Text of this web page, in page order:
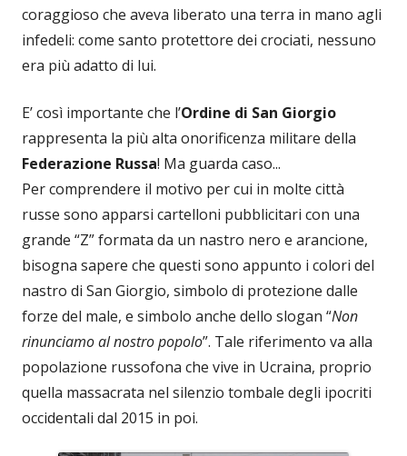
coraggioso che aveva liberato una terra in mano agli
infedeli: come santo protettore dei crociati, nessuno
era più adatto di lui.
E’ così importante che l’Ordine di San Giorgio
rappresenta la più alta onorificenza militare della
Federazione Russa! Ma guarda caso...
Per comprendere il motivo per cui in molte città
russe sono apparsi cartelloni pubblicitari con una
grande “Z” formata da un nastro nero e arancione,
bisogna sapere che questi sono appunto i colori del
nastro di San Giorgio, simbolo di protezione dalle
forze del male, e simbolo anche dello slogan “Non
rinunciamo al nostro popolo”. Tale riferimento va alla
popolazione russofona che vive in Ucraina, proprio
quella massacrata nel silenzio tombale degli ipocriti
occidentali dal 2015 in poi.